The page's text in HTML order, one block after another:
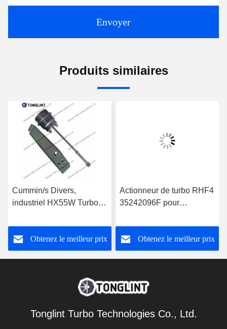
Envoyer
Produits similaires
Cummin/s Divers,
industriel HX55W Turbo
turbocompresseur
3592778Obtenez le meilleur prix
Actionneur de turbo RHF4
35242096F pour
VF40A013 VA70 Jeep
Cherokee 2.5L CRD
Obtenez le meilleur prix
Tonglint Turbo Technologies Co., Ltd.